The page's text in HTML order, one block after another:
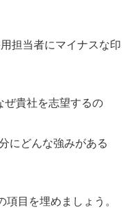
担当者にマイナスな印
ぜ貴社を志望するの
にどんな強みがある
目を埋めましょう。